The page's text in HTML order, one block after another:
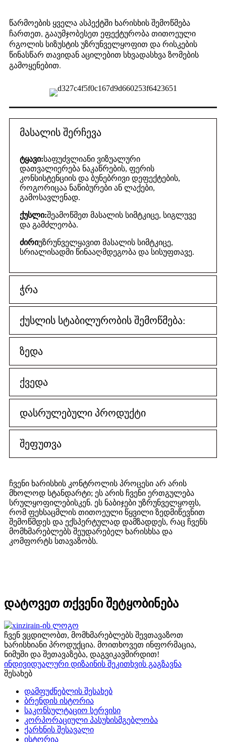
წარმოების ყველა ასპექტში ხარისხის შემოწმება
ჩართეთ, გააუმჯობესეთ ეფექტურობა თითოეული
რგოლის სიზუსტის უზრუნველყოფით და რისკების
წინასწარ თავიდან აცილებით სხვადასხვა ზომების
გამოყენებით.
მასალის შერჩევა
ტყავი:საფუძვლიანი ვიზუალური
დათვალიერება ნაკაწრების, ფერის
კონსისტენციის და ბუნებრივი დეფექტების,
როგორიცაა ნაწიბურები ან ლაქები,
გამოსავლენად.
ქუსლი:შეამოწმეთ მასალის სიმტკიცე, სიგლუვე
და გამძლეობა.
ძირიუზრუნველყავით მასალის სიმტკიცე,
სრიალისადმი წინააღმდეგობა და სისუფთავე.
ჭრა
ქუსლის სტაბილურობის შემოწმება:
ზედა
ქვედა
დასრულებული პროდუქტი
შეფუთვა
ჩვენი ხარისხის კონტროლის პროცესი არ არის
მხოლოდ სტანდარტი; ეს არის ჩვენი ერთგულება
სრულყოფილებისკენ. ეს ნაბიჯები უზრუნველყოფს,
რომ ფეხსაცმლის თითოეული წყვილი ზედმიწევნით
შემოწმდეს და ექსპერტულად დამზადდეს, რაც ჩვენს
მომხმარებლებს შეუდარებელ ხარისხსა და
კომფორტს სთავაზობს.
დატოვეთ თქვენი შეტყობინება
ჩვენ ვცდილობთ, მომხმარებლებს შევთავაზოთ
ხარისხიანი პროდუქცია. მოითხოვეთ ინფორმაცია,
ნიმუში და შეთავაზება, დაგვიკავშირდით!
ინდივიდუალური დიზაინის შეკითხვის გაგზავნა
შესახებ
დამფუძნებლის შესახებ
ბრენდის ისტორია
საკონსულტაციო სერვისი
კორპორაციული პასუხისმგებლობა
ქარხნის შესავალი
ისტორია